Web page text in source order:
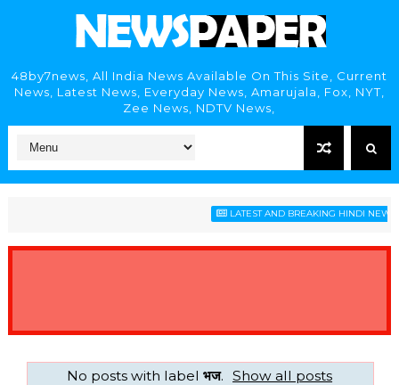
48by7news, All India News Available On This Site, Current
News, Latest News, Everyday News, Amarujala, Fox, NYT,
Zee News, NDTV News,
LATEST AND BREAKING HINDI NEWS
No posts with label भज. Show all posts